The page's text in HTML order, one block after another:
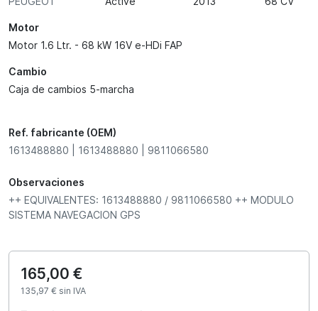
Motor
Motor 1.6 Ltr. - 68 kW 16V e-HDi FAP
Cambio
Caja de cambios 5-marcha
Ref. fabricante (OEM)
1613488880 | 1613488880 | 9811066580
Observaciones
++ EQUIVALENTES: 1613488880 / 9811066580 ++ MODULO
SISTEMA NAVEGACION GPS
165,00 €
135,97 € sin IVA